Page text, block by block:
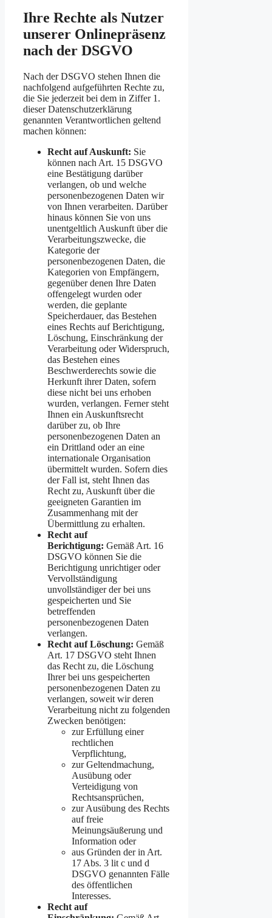
Ihre Rechte als Nutzer
unserer Onlinepräsenz
nach der DSGVO
Nach der DSGVO stehen Ihnen die
nachfolgend aufgeführten Rechte zu,
die Sie jederzeit bei dem in Ziffer 1.
dieser Datenschutzerklärung
genannten Verantwortlichen geltend
machen können:
Recht auf Auskunft: Sie
können nach Art. 15 DSGVO
eine Bestätigung darüber
verlangen, ob und welche
personenbezogenen Daten wir
von Ihnen verarbeiten. Darüber
hinaus können Sie von uns
unentgeltlich Auskunft über die
Verarbeitungszwecke, die
Kategorie der
personenbezogenen Daten, die
Kategorien von Empfängern,
gegenüber denen Ihre Daten
offengelegt wurden oder
werden, die geplante
Speicherdauer, das Bestehen
eines Rechts auf Berichtigung,
Löschung, Einschränkung der
Verarbeitung oder Widerspruch,
das Bestehen eines
Beschwerderechts sowie die
Herkunft ihrer Daten, sofern
diese nicht bei uns erhoben
wurden, verlangen. Ferner steht
Ihnen ein Auskunftsrecht
darüber zu, ob Ihre
personenbezogenen Daten an
ein Drittland oder an eine
internationale Organisation
übermittelt wurden. Sofern dies
der Fall ist, steht Ihnen das
Recht zu, Auskunft über die
geeigneten Garantien im
Zusammenhang mit der
Übermittlung zu erhalten.
Recht auf
Berichtigung: Gemäß Art. 16
DSGVO können Sie die
Berichtigung unrichtiger oder
Vervollständigung
unvollständiger der bei uns
gespeicherten und Sie
betreffenden
personenbezogenen Daten
verlangen.
Recht auf Löschung: Gemäß
Art. 17 DSGVO steht Ihnen
das Recht zu, die Löschung
Ihrer bei uns gespeicherten
personenbezogenen Daten zu
verlangen, soweit wir deren
Verarbeitung nicht zu folgenden
Zwecken benötigen:
zur Erfüllung einer
rechtlichen
Verpflichtung,
zur Geltendmachung,
Ausübung oder
Verteidigung von
Rechtsansprüchen,
zur Ausübung des Rechts
auf freie
Meinungsäußerung und
Information oder
aus Gründen der in Art.
17 Abs. 3 lit c und d
DSGVO genannten Fälle
des öffentlichen
Interesses.
Recht auf